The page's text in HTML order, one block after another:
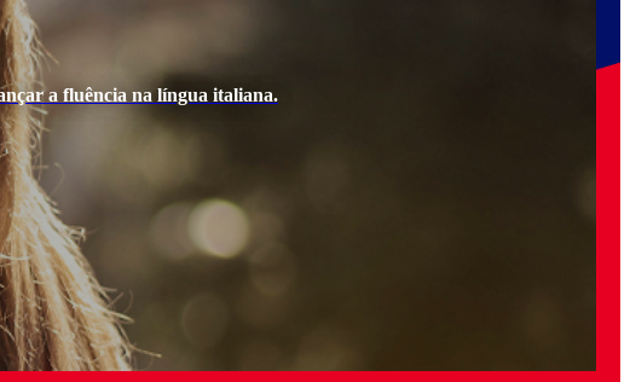
a fluência na língua italiana.